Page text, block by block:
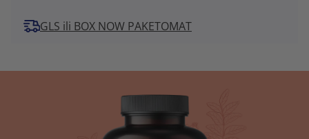
GLS ili BOX NOW PAKETOMAT